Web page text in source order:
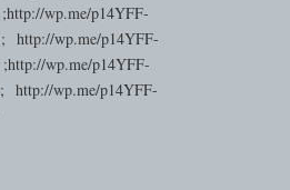
;http://wp.me/p14YFF-
; http://wp.me/p14YFF-
;http://wp.me/p14YFF-
; http://wp.me/p14YFF-